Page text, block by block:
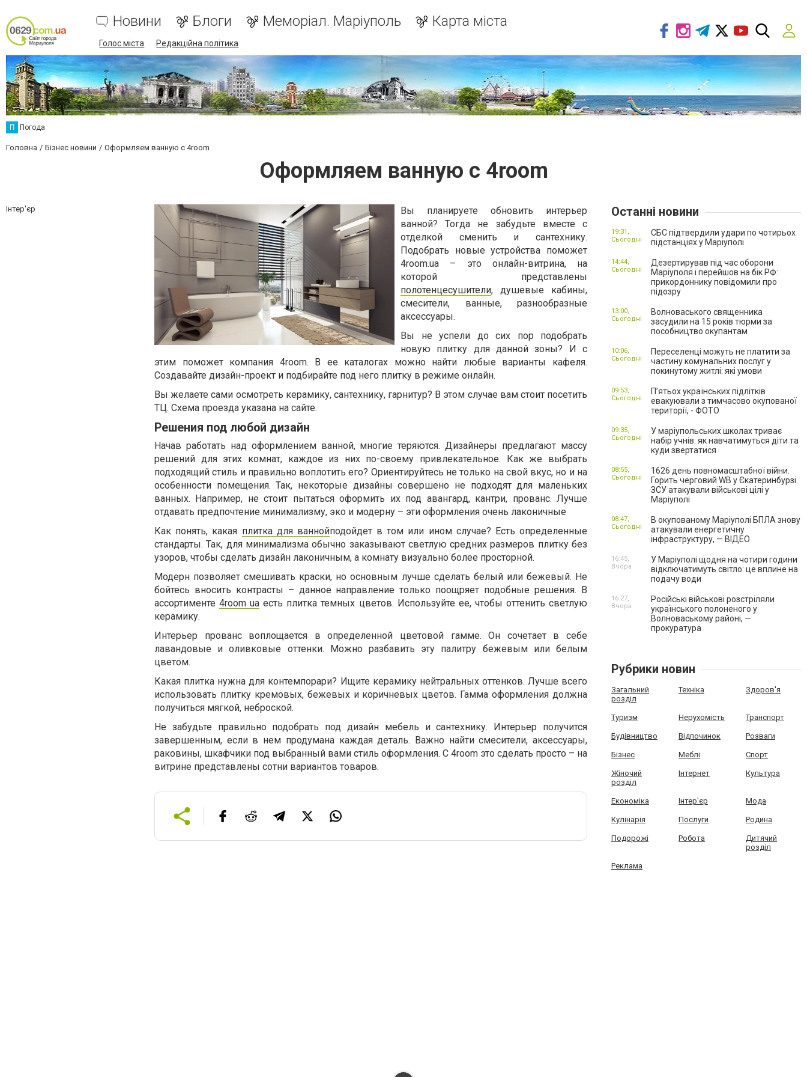
Новини Блоги Меморіал. Маріуполь Карта міста
Голос міста Редакційна політика
П Погода
Головна Бізнес новини Оформляем ванную с 4room
Оформляем ванную с 4room
Інтер'єр
Вы планируете обновить интерьер
ванной? Тогда не забудьте вместе с
отделкой сменить и сантехнику.
Подобрать новые устройства поможет
4room.ua – это онлайн-витрина, на
которой представлены
полотенцесушители, душевые кабины,
смесители, ванные, разнообразные
аксессуары.
Вы не успели до сих пор подобрать
новую плитку для данной зоны? И с
этим поможет компания 4room. В ее каталогах можно найти любые варианты кафеля.
Создавайте дизайн-проект и подбирайте под него плитку в режиме онлайн.
Вы желаете сами осмотреть керамику, сантехнику, гарнитур? В этом случае вам стоит посетить
ТЦ. Схема проезда указана на сайте.
Решения под любой дизайн
Начав работать над оформлением ванной, многие теряются. Дизайнеры предлагают массу
решений для этих комнат, каждое из них по-своему привлекательное. Как же выбрать
подходящий стиль и правильно воплотить его? Ориентируйтесь не только на свой вкус, но и на
особенности помещения. Так, некоторые дизайны совершено не подходят для маленьких
ванных. Например, не стоит пытаться оформить их под авангард, кантри, прованс. Лучше
отдавать предпочтение минимализму, эко и модерну – эти оформления очень лаконичные
Как понять, какая плитка для ваннойподойдет в том или ином случае? Есть определенные
стандарты. Так, для минимализма обычно заказывают светлую средних размеров плитку без
узоров, чтобы сделать дизайн лаконичным, а комнату визуально более просторной.
Модерн позволяет смешивать краски, но основным лучше сделать белый или бежевый. Не
бойтесь вносить контрасты – данное направление только поощряет подобные решения. В
ассортименте4room ua есть плитка темных цветов. Используйте ее, чтобы оттенить светлую
керамику.
Интерьер прованс воплощается в определенной цветовой гамме. Он сочетает в себе
лавандовые и оливковые оттенки. Можно разбавить эту палитру бежевым или белым
цветом.
Какая плитка нужна для контемпорари? Ищите керамику нейтральных оттенков. Лучше всего
использовать плитку кремовых, бежевых и коричневых цветов. Гамма оформления должна
получиться мягкой, неброской.
Не забудьте правильно подобрать под дизайн мебель и сантехнику. Интерьер получится
завершенным, если в нем продумана каждая деталь. Важно найти смесители, аксессуары,
раковины, шкафчики под выбранный вами стиль оформления. С 4room это сделать просто – на
витрине представлены сотни вариантов товаров.
Останні новини
СБС підтвердили удари по чотирьох
підстанціях у Маріуполі
19:31,
Сьогодні
Дезертирував під час оборони
Маріуполя і перейшов на бік РФ:
прикордоннику повідомили про
підозру
14:44,
Сьогодні
Волноваського священника
засудили на 15 років тюрми за
пособництво окупантам
13:00,
Сьогодні
Переселенці можуть не платити за
частину комунальних послуг у
покинутому житлі: які умови
10:06,
Сьогодні
П’ятьох українських підлітків
евакуювали з тимчасово окупованої
території, - ФОТО
09:53,
Сьогодні
У маріупольських школах триває
набір учнів: як навчатимуться діти та
куди звертатися
09:35,
Сьогодні
1626 день повномасштабної війни.
Горить черговий WB у Єкатеринбурзі.
ЗСУ атакували військові цілі у
Маріуполі
08:55,
Сьогодні
В окупованому Маріуполі БПЛА знову
атакували енергетичну
інфраструктуру, — ВІДЕО
08:47,
Сьогодні
У Маріуполі щодня на чотири години
відключатимуть світло: це вплине на
подачу води
16:45,
Вчора
Російські військові розстріляли
українського полоненого у
Волноваському районі, —
прокуратура
16:27,
Вчора
Рубрики новин
Загальний
розділ
Техніка Здоров'я
Туризм Нерухомість Транспорт
Будівництво Відпочинок Розваги
Бізнес Меблі Спорт
Жіночий
розділ
Інтернет Культура
Економіка Інтер'єр Мода
Кулінарія Послуги Родина
Подорожі Робота
Дитячий
розділ
Реклама